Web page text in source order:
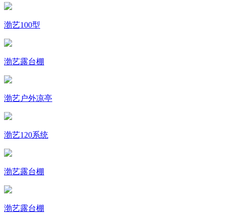
渤艺100型
渤艺露台棚
渤艺户外凉亭
渤艺120系统
渤艺露台棚
渤艺露台棚